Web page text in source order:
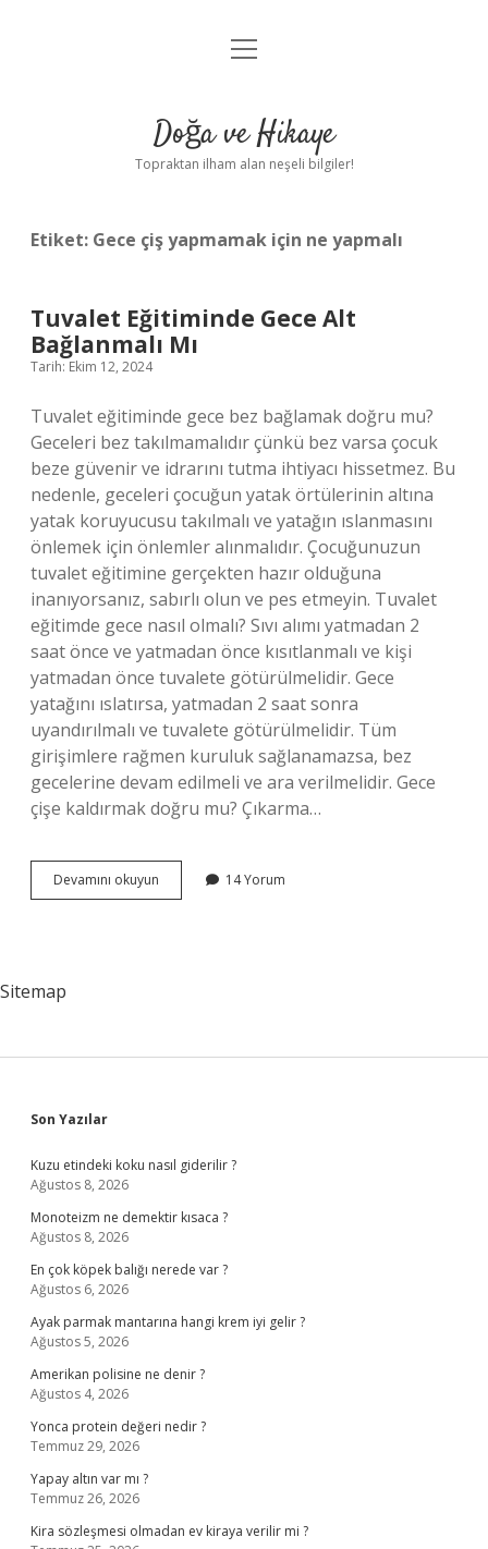
Anasayfa
Yasal Uyarı
menüyü
Doğa ve Hikaye
Topraktan ilham alan neşeli bilgiler!
Etiket: Gece çiş yapmamak için ne yapmalı
Tuvalet Eğitiminde Gece Alt
Bağlanmalı Mı
Tarih: Ekim 12, 2024
Tuvalet eğitiminde gece bez bağlamak doğru mu?
Geceleri bez takılmamalıdır çünkü bez varsa çocuk
beze güvenir ve idrarını tutma ihtiyacı hissetmez. Bu
nedenle, geceleri çocuğun yatak örtülerinin altına
yatak koruyucusu takılmalı ve yatağın ıslanmasını
önlemek için önlemler alınmalıdır. Çocuğunuzun
tuvalet eğitimine gerçekten hazır olduğuna
inanıyorsanız, sabırlı olun ve pes etmeyin. Tuvalet
eğitimde gece nasıl olmalı? Sıvı alımı yatmadan 2
saat önce ve yatmadan önce kısıtlanmalı ve kişi
yatmadan önce tuvalete götürülmelidir. Gece
yatağını ıslatırsa, yatmadan 2 saat sonra
uyandırılmalı ve tuvalete götürülmelidir. Tüm
girişimlere rağmen kuruluk sağlanamazsa, bez
gecelerine devam edilmeli ve ara verilmelidir. Gece
çişe kaldırmak doğru mu? Çıkarma…
Devamını okuyun
Eğitiminde
14 Yorum
Sitemap
Sidebar
Son Yazılar
Kuzu etindeki koku nasıl giderilir ?
Ağustos 8, 2026
Monoteizm ne demektir kısaca ?
Ağustos 8, 2026
En çok köpek balığı nerede var ?
Ağustos 6, 2026
Ayak parmak mantarına hangi krem iyi gelir ?
Ağustos 5, 2026
Amerikan polisine ne denir ?
Ağustos 4, 2026
Yonca protein değeri nedir ?
Temmuz 29, 2026
Yapay altın var mı ?
Temmuz 26, 2026
Kira sözleşmesi olmadan ev kiraya verilir mi ?